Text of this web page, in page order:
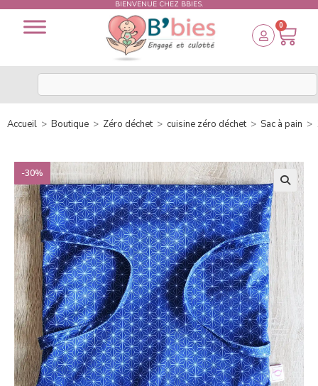
BIENVENUE CHEZ BBIES.
0
Accueil > Boutique > Zéro déchet > cuisine zéro déchet > Sac à pain >
-30%